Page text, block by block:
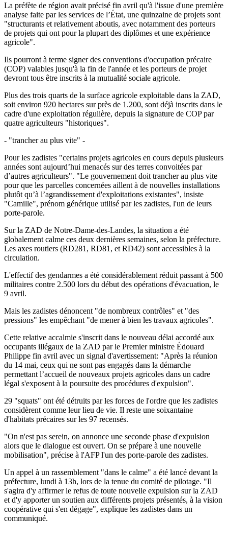
La préfète de région avait précisé fin avril qu'à l'issue d'une première
analyse faite par les services de l’État, une quinzaine de projets sont
"structurants et relativement aboutis, avec notamment des porteurs
de projets qui ont pour la plupart des diplômes et une expérience
agricole".
Ils pourront à terme signer des conventions d'occupation précaire
(COP) valables jusqu'à la fin de l'année et les porteurs de projet
devront tous être inscrits à la mutualité sociale agricole.
Plus des trois quarts de la surface agricole exploitable dans la ZAD,
soit environ 920 hectares sur près de 1.200, sont déjà inscrits dans le
cadre d'une exploitation régulière, depuis la signature de COP par
quatre agriculteurs "historiques".
- "trancher au plus vite" -
Pour les zadistes "certains projets agricoles en cours depuis plusieurs
années sont aujourd’hui menacés sur des terres convoitées par
d’autres agriculteurs". "Le gouvernement doit trancher au plus vite
pour que les parcelles concernées aillent à de nouvelles installations
plutôt qu’à l’agrandissement d'exploitations existantes", insiste
"Camille", prénom générique utilisé par les zadistes, l'un de leurs
porte-parole.
Sur la ZAD de Notre-Dame-des-Landes, la situation a été
globalement calme ces deux dernières semaines, selon la préfecture.
Les axes routiers (RD281, RD81, et RD42) sont accessibles à la
circulation.
L'effectif des gendarmes a été considérablement réduit passant à 500
militaires contre 2.500 lors du début des opérations d'évacuation, le
9 avril.
Mais les zadistes dénoncent "de nombreux contrôles" et "des
pressions" les empêchant "de mener à bien les travaux agricoles".
Cette relative accalmie s'inscrit dans le nouveau délai accordé aux
occupants illégaux de la ZAD par le Premier ministre Édouard
Philippe fin avril avec un signal d'avertissement: "Après la réunion
du 14 mai, ceux qui ne sont pas engagés dans la démarche
permettant l’accueil de nouveaux projets agricoles dans un cadre
légal s'exposent à la poursuite des procédures d'expulsion".
29 "squats" ont été détruits par les forces de l'ordre que les zadistes
considèrent comme leur lieu de vie. Il reste une soixantaine
d'habitats précaires sur les 97 recensés.
"On n'est pas serein, on annonce une seconde phase d'expulsion
alors que le dialogue est ouvert. On se prépare à une nouvelle
mobilisation", précise à l'AFP l'un des porte-parole des zadistes.
Un appel à un rassemblement "dans le calme" a été lancé devant la
préfecture, lundi à 13h, lors de la tenue du comité de pilotage. "Il
s'agira d'y affirmer le refus de toute nouvelle expulsion sur la ZAD
et d'y apporter un soutien aux différents projets présentés, à la vision
coopérative qui s'en dégage", explique les zadistes dans un
communiqué.